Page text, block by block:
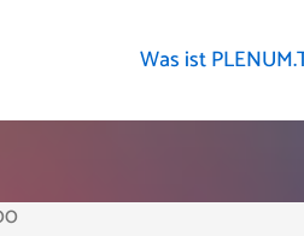
Was ist